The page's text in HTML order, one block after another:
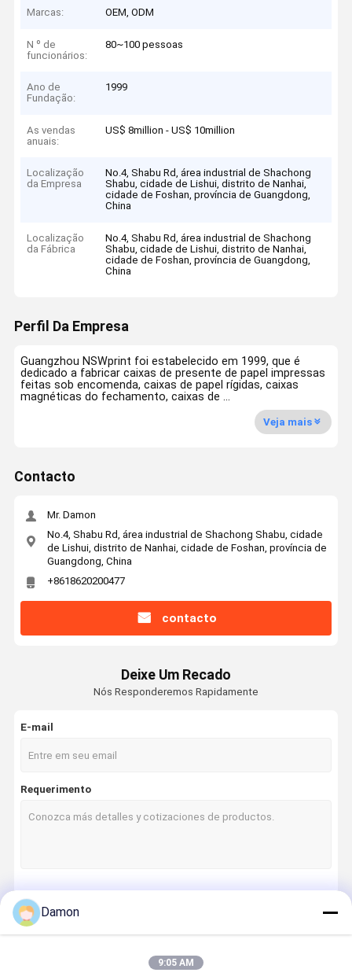
Marcas: OEM, ODM
N º de
funcionários:
80~100 pessoas
Ano de
Fundação:
1999
As vendas
anuais:
US$ 8million - US$ 10million
Localização
da Empresa
No.4, Shabu Rd, área industrial de Shachong
Shabu, cidade de Lishui, distrito de Nanhai,
cidade de Foshan, província de Guangdong,
China
Localização
da Fábrica
No.4, Shabu Rd, área industrial de Shachong
Shabu, cidade de Lishui, distrito de Nanhai,
cidade de Foshan, província de Guangdong,
China
Perfil Da Empresa
Guangzhou NSWprint foi estabelecido em 1999, que é
dedicado a fabricar caixas de presente de papel impressas
feitas sob encomenda, caixas de papel rígidas, caixas
magnéticas do fechamento, caixas de ...
Veja mais
Contacto
Mr. Damon
No.4, Shabu Rd, área industrial de Shachong Shabu, cidade
de Lishui, distrito de Nanhai, cidade de Foshan, província de
Guangdong, China
+8618620200477
contacto
Deixe Um Recado
Nós Responderemos Rapidamente
E-mail
Requerimento
Damon
9:05 AM